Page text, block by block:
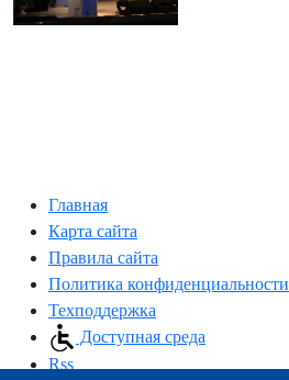
Главная
Карта сайта
Правила сайта
Политика конфиденциальности
Техподдержка
Доступная среда
Rss